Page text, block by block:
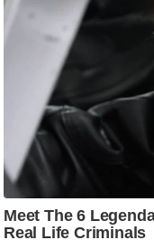
चा
य
प
र
स